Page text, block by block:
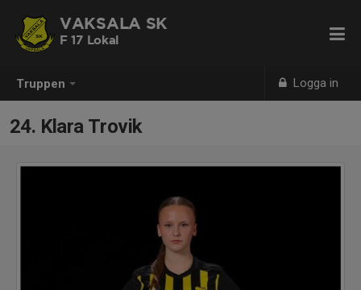
Truppen Logga in
VAKSALA SK
F 17 Lokal
24. Klara Trovik